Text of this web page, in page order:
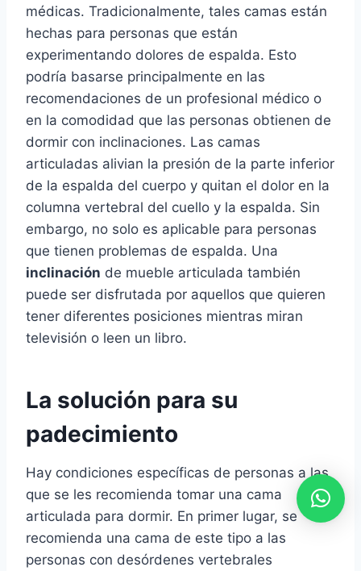
médicas. Tradicionalmente, tales camas están
hechas para personas que están
experimentando dolores de espalda. Esto
podría basarse principalmente en las
recomendaciones de un profesional médico o
en la comodidad que las personas obtienen de
dormir con inclinaciones. Las camas
articuladas alivian la presión de la parte inferior
de la espalda del cuerpo y quitan el dolor en la
columna vertebral del cuello y la espalda. Sin
embargo, no solo es aplicable para personas
que tienen problemas de espalda. Una
inclinación de mueble articulada también
puede ser disfrutada por aquellos que quieren
tener diferentes posiciones mientras miran
televisión o leen un libro.
La solución para su
padecimiento
Hay condiciones específicas de personas a las
que se les recomienda tomar una cama
articulada para dormir. En primer lugar, se
recomienda una cama de este tipo a las
personas con desórdenes vertebrales